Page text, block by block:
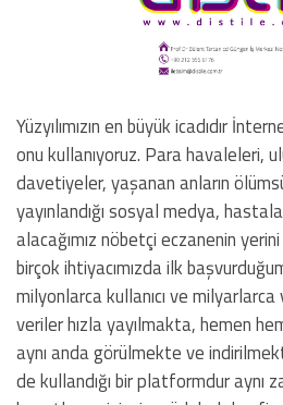
Yüzyılımızın en büyük icadıdır
onu kullanıyoruz. Para havaleleri,
davetiyeler, yaşanan anların
yayınlandığı sosyal medya,
alacağımız nöbetçi eczanenin
birçok ihtiyacımızda ilk
milyonlarca kullanıcı ve
veriler hızla yayılmakta, hemen
aynı anda görülmekte ve
de kullandığı bir platformdur aynı